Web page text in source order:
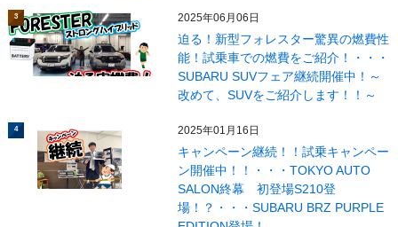
3 2025年06月06日
迫る！新型フォレスター驚異の燃費性
能！試乗車での燃費をご紹介！・・・
SUBARU SUVフェア継続開催中！～
改めて、SUVをご紹介します！！～
4 2025年01月16日
キャンペーン継続！！試乗キャンペー
ン開催中！！・・・TOKYO AUTO
SALON終幕 初登場S210登
場！？・・・SUBARU BRZ PURPLE